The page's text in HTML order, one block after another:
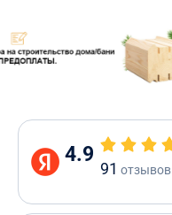
4.9
91 отзывов